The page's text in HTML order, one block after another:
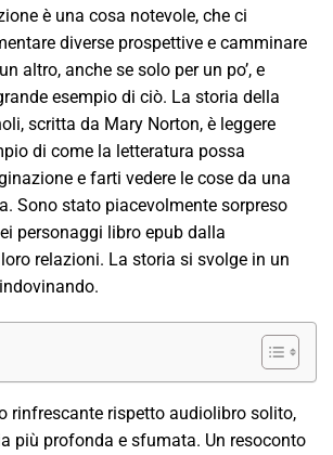
è una cosa notevole, che ci
diverse prospettive e camminare
altro, anche se solo per un po’, e
esempio di ciò. La storia della
scritta da Mary Norton, è leggere
di come la letteratura possa
e farti vedere le cose da una
Sono stato piacevolmente sorpreso
personaggi libro epub dalla
relazioni. La storia si svolge in un
rinfrescante rispetto audiolibro solito,
più profonda e sfumata. Un resoconto